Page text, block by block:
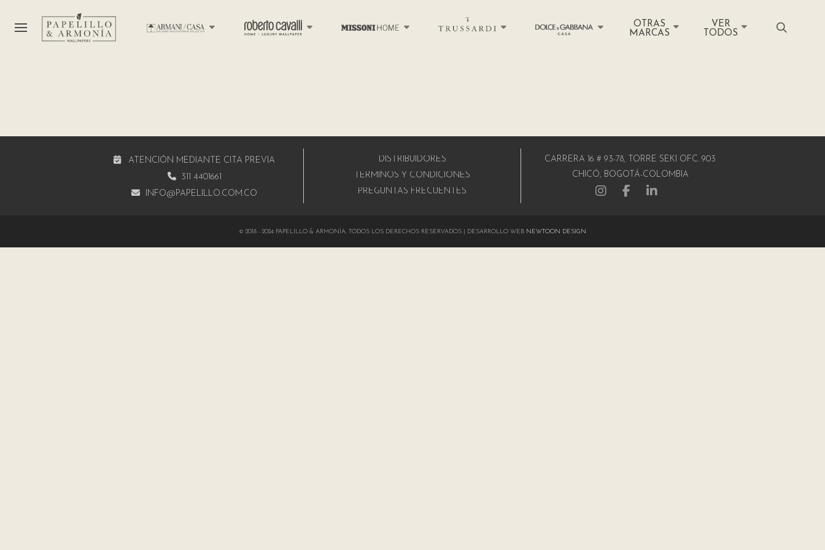
OTRAS
MARCAS
VER
TODOS
ATENCIÓN MEDIANTE CITA PREVIA
311 4401661
INFO@PAPELILLO.COM.CO
DISTRIBUIDORES
TÉRMINOS Y CONDICIONES
PREGUNTAS FRECUENTES
CARRERA 16 # 93-78, TORRE SEKI OFC. 903
CHICÓ, BOGOTÁ-COLOMBIA
© 2018 - 2024 PAPELILLO & ARMONÍA, TODOS LOS DERECHOS RESERVADOS | DESARROLLO WEB NEWTOON DESIGN